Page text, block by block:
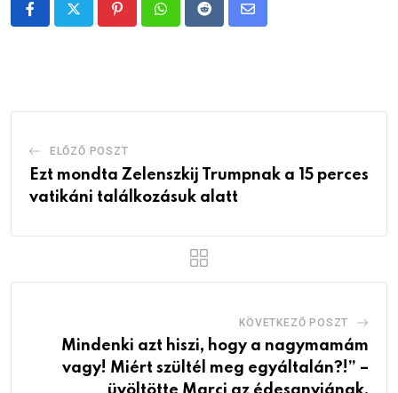
PinterestWhatsappRedditShare
ELŐZŐ POSZT
Ezt mondta Zelenszkij Trumpnak a 15 perces
vatikáni találkozásuk alatt
KÖVETKEZŐ POSZT
Mindenki azt hiszi, hogy a nagymamám
vagy! Miért szültél meg egyáltalán?!” –